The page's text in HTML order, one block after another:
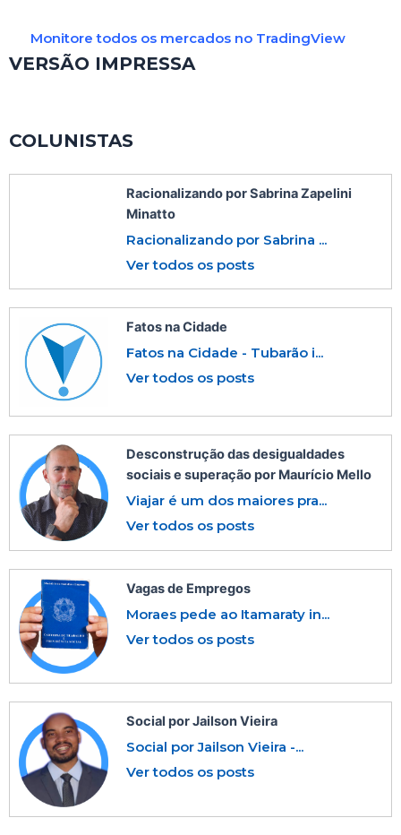
Monitore todos os mercados no TradingView
VERSÃO IMPRESSA
COLUNISTAS
Racionalizando por Sabrina Zapelini
Minatto
Racionalizando por Sabrina ...
Ver todos os posts
Fatos na Cidade
Fatos na Cidade - Tubarão i...
Ver todos os posts
Desconstrução das desigualdades
sociais e superação por Maurício Mello
Viajar é um dos maiores pra...
Ver todos os posts
Vagas de Empregos
Moraes pede ao Itamaraty in...
Ver todos os posts
Social por Jailson Vieira
Social por Jailson Vieira -...
Ver todos os posts